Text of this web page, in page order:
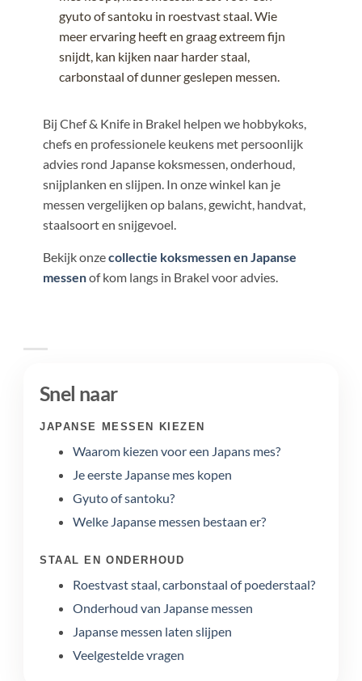
gyuto of santoku in roestvast staal. Wie
meer ervaring heeft en graag extreem fijn
snijdt, kan kijken naar harder staal,
carbonstaal of dunner geslepen messen.
Bij Chef & Knife in Brakel helpen we hobbykoks,
chefs en professionele keukens met persoonlijk
advies rond Japanse koksmessen, onderhoud,
snijplanken en slijpen. In onze winkel kan je
messen vergelijken op balans, gewicht, handvat,
staalsoort en snijgevoel.
Bekijk onzecollectie koksmessen en Japanse
messenof kom langs in Brakel voor advies.
Snel naar
JAPANSE MESSEN KIEZEN
Waarom kiezen voor een Japans mes?
Je eerste Japanse mes kopen
Gyuto of santoku?
Welke Japanse messen bestaan er?
STAAL EN ONDERHOUD
Roestvast staal, carbonstaal of poederstaal?
Onderhoud van Japanse messen
Japanse messen laten slijpen
Veelgestelde vragen